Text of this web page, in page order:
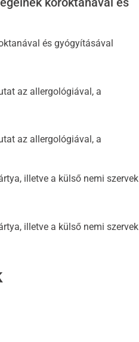
és gyógyításával
az allergológiával, a
az allergológiával, a
illetve a külső nemi szervek
illetve a külső nemi szervek